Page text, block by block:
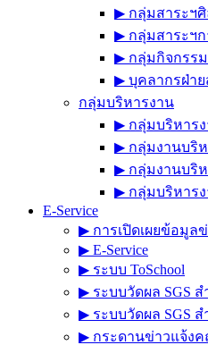
▶︎ กลุ่มสาระฯศิ
▶︎ กลุ่มสาระฯ
▶︎ กลุ่มกิจกรร
▶︎ บุคลากรฝ่า
กลุ่มบริหารงาน
▶︎ กลุ่มบริหาร
▶︎ กลุ่มงานบริ
▶︎ กลุ่มงานบริ
▶︎ กลุ่มบริหาร
E-Service
▶︎ การเปิดเผยข้อมูล
▶︎ E-Service
▶︎ ระบบ ToSchool
▶︎ ระบบวัดผล SGS
▶︎ ระบบวัดผล SGS
▶︎ กระดานข่าวแจ้ง